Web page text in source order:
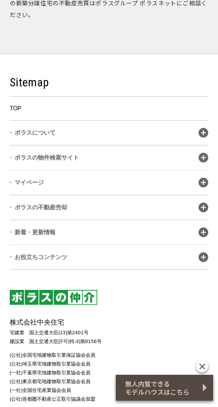
の新築分譲住宅の不動産売買はポラスグループ ポラスネットにご相談く
ださい。
Sitemap
TOP
ポラスについて
ポラスの物件検索サイト
マイページ
ポラスの不動産売却
新着・更新情報
お役立ちコンテンツ
株式会社中央住宅
宅建業 国土交通大臣(13)第2401号
建設業 国土交通大臣許可(特-3)第8156号
(公社)全国宅地建物取引業保証協会会員
(公社)埼玉県宅地建物取引業協会会員
(一社)千葉県宅地建物取引業協会会員
(公社)東京都宅地建物取引業協会会員
(一社)全国住宅産業協会会員
(公社)首都圏不動産公正取引協議会加盟